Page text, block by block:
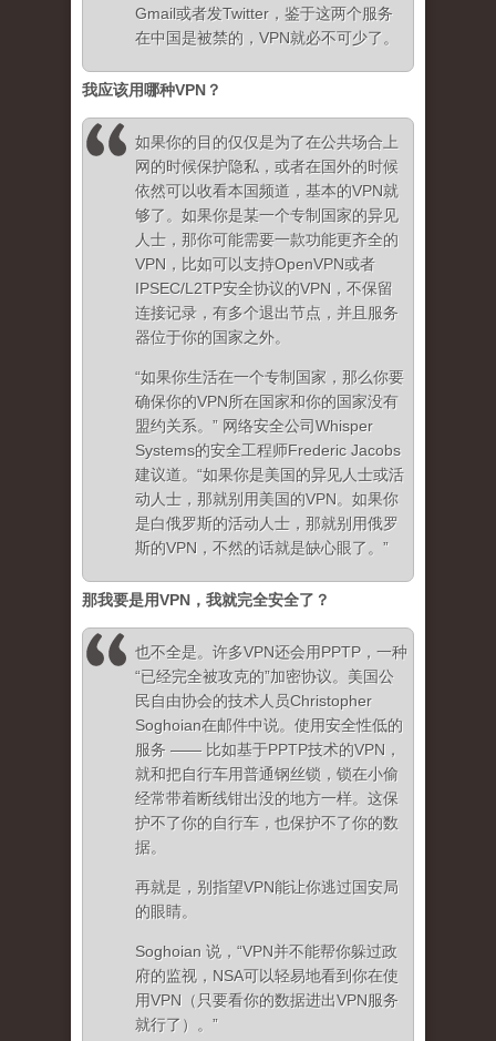
Gmail或者发Twitter，鉴于这两个服务
在中国是被禁的，VPN就必不可少了。
我应该用哪种VPN ？
如果你的目的仅仅是为了在公共场合上
网的时候保护隐私，或者在国外的时候
依然可以收看本国频道，基本的VPN就
够了。如果你是某一个专制国家的异见
人士，那你可能需要一款功能更齐全的
VPN，比如可以支持OpenVPN或者
IPSEC/L2TP安全协议的VPN，不保留
连接记录，有多个退出节点，并且服务
器位于你的国家之外。
“如果你生活在一个专制国家，那么你要
确保你的VPN所在国家和你的国家没有
盟约关系。” 网络安全公司Whisper
Systems的安全工程师Frederic Jacobs
建议道。“如果你是美国的异见人士或活
动人士，那就别用美国的VPN。如果你
是白俄罗斯的活动人士，那就别用俄罗
斯的VPN，不然的话就是缺心眼了。”
那我要是用VPN ，我就完全安全了？
也不全是。许多VPN还会用PPTP，一种
“已经完全被攻克的”加密协议。美国公
民自由协会的技术人员Christopher
Soghoian在邮件中说。使用安全性低的
服务 —— 比如基于PPTP技术的VPN，
就和把自行车用普通钢丝锁，锁在小偷
经常带着断线钳出没的地方一样。这保
护不了你的自行车，也保护不了你的数
据。
再就是，别指望VPN能让你逃过国安局
的眼睛。
Soghoian 说，“VPN并不能帮你躲过政
府的监视，NSA可以轻易地看到你在使
用VPN（只要看你的数据进出VPN服务
就行了）。”